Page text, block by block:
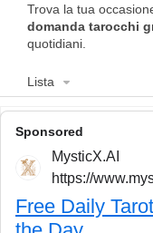
Trova la tua
domanda tarocchi
quotidiani.
Lista